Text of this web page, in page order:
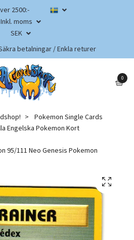
2500:-
Inkl. moms
SEK
betalningar / Enkla returer
0
Pokemon Single Cards
Engelska Pokemon Kort
95/111 Neo Genesis Pokemon